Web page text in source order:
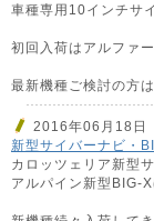
車種専用10インチサ
初回入荷はアルファ
最新機種ご検討の方
2016年06月18日
新型サイバーナビ・
カロッツェリア新型
アルパイン新型BIG-